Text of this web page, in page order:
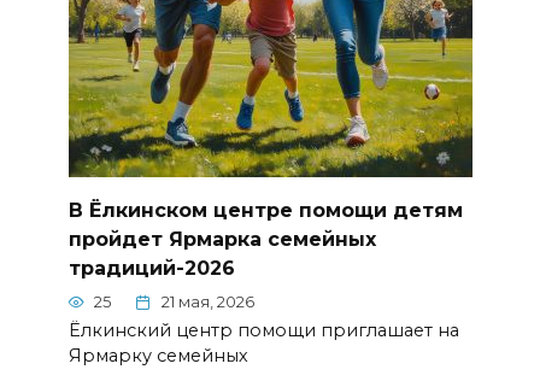
В Ёлкинском центре помощи детям
пройдет Ярмарка семейных
традиций-2026
25 21 мая, 2026
Ёлкинский центр помощи приглашает на
Ярмарку семейных